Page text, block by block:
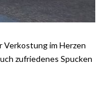
Verkostung im Herzen
zufriedenes Spucken